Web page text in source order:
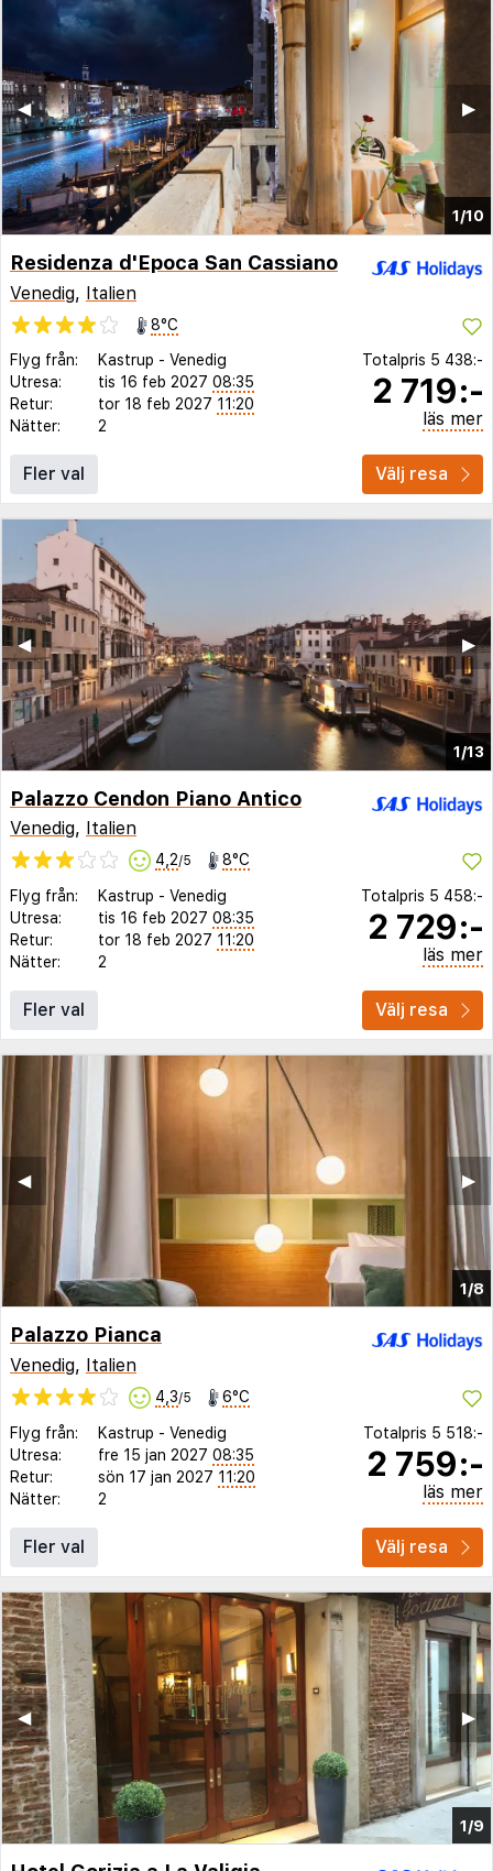
1/10
▶︎
◀︎
Residenza d'Epoca San Cassiano
Venedig, Italien
8°C
Flyg från:
Kastrup - Venedig
Utresa:
tis 16 feb 2027 08:35
Retur:
tor 18 feb 2027 11:20
Nätter:
2
Totalpris 5 438:-
2 719:-
läs mer
Fler val Välj resa
1/13
▶︎
◀︎
Palazzo Cendon Piano Antico
Venedig, Italien
4,2/5 8°C
Flyg från: Kastrup - Venedig
Utresa:
tis 16 feb 2027 08:35
Retur:
tor 18 feb 2027 11:20
Nätter:
2
Totalpris 5 458:-
2 729:-
läs mer
Fler val Välj resa
1/8
▶︎
◀︎
Palazzo Pianca
Venedig, Italien
4,3/5 6°C
Flyg från: Kastrup - Venedig
Utresa:
fre 15 jan 2027 08:35
Retur:
sön 17 jan 2027 11:20
Nätter:
2
Totalpris 5 518:-
2 759:-
läs mer
Fler val Välj resa
1/9
▶︎
◀︎